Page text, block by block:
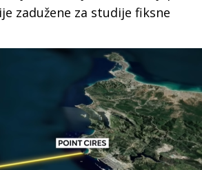
zadužene za studije fiksne